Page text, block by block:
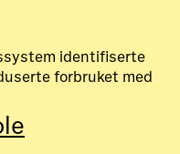
identifiserte
forbruket med